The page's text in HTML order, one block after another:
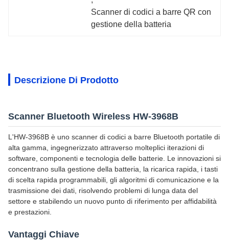
Scanner di codici a barre QR con
gestione della batteria
Descrizione Di Prodotto
Scanner Bluetooth Wireless HW-3968B
L'HW-3968B è uno scanner di codici a barre Bluetooth portatile di
alta gamma, ingegnerizzato attraverso molteplici iterazioni di
software, componenti e tecnologia delle batterie. Le innovazioni si
concentrano sulla gestione della batteria, la ricarica rapida, i tasti
di scelta rapida programmabili, gli algoritmi di comunicazione e la
trasmissione dei dati, risolvendo problemi di lunga data del
settore e stabilendo un nuovo punto di riferimento per affidabilità
e prestazioni.
Vantaggi Chiave